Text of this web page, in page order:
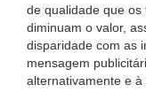
de qualidade que
diminuam o valor,
disparidade com as
mensagem
alternativamente e à